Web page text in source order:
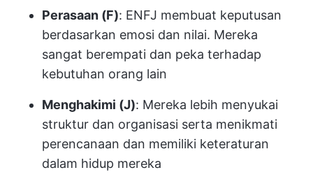
Perasaan (F): ENFJ membuat keputusan
berdasarkan emosi dan nilai. Mereka
sangat berempati dan peka terhadap
kebutuhan orang lain
Menghakimi (J): Mereka lebih menyukai
struktur dan organisasi serta menikmati
perencanaan dan memiliki keteraturan
dalam hidup mereka